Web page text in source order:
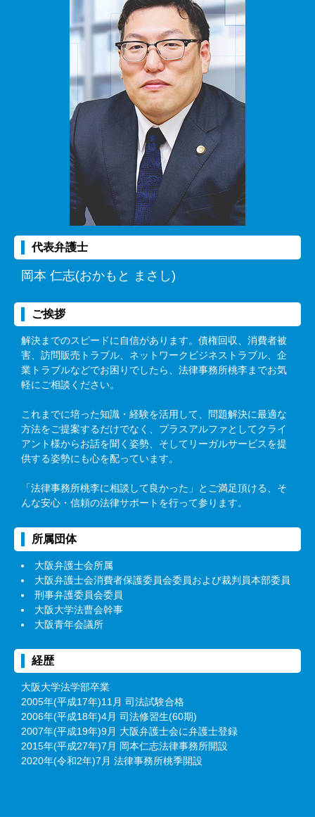
代表弁護士
岡本 仁志(おかもと まさし)
ご挨拶
解決までのスピードに自信があります。債権回収、消費者被
害、訪問販売トラブル、ネットワークビジネストラブル、企
業トラブルなどでお困りでしたら、法律事務所桃李までお気
軽にご相談ください。
これまでに培った知識・経験を活用して、問題解決に最適な
方法をご提案するだけでなく、プラスアルファとしてクライ
アント様からお話を聞く姿勢、そしてリーガルサービスを提
供する姿勢にも心を配っています。
「法律事務所桃李に相談して良かった」とご満足頂ける、そ
んな安心・信頼の法律サポートを行って参ります。
所属団体
大阪弁護士会所属
大阪弁護士会消費者保護委員会委員および裁判員本部委員
刑事弁護委員会委員
大阪大学法曹会幹事
大阪青年会議所
経歴
大阪大学法学部卒業
2005年(平成17年)11月 司法試験合格
2006年(平成18年)4月 司法修習生(60期)
2007年(平成19年)9月 大阪弁護士会に弁護士登録
2015年(平成27年)7月 岡本仁志法律事務所開設
2020年(令和2年)7月 法律事務所桃季開設